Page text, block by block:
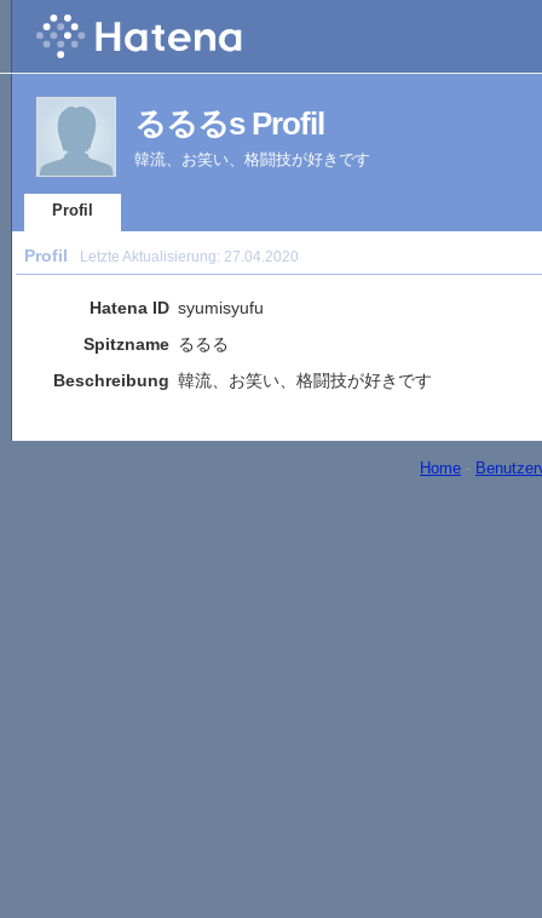
るるるs Profil
韓流、お笑い、格闘技が好きです
Profil
Profil Letzte Aktualisierung: 27.04.2020
Hatena ID syumisyufu
Spitzname るるる
Beschreibung 韓流、お笑い、格闘技が好きです
Home -